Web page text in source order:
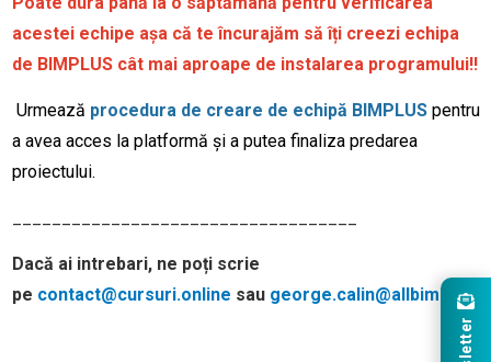
acestei echipe așa că te încurajăm să îți creezi echipa
de BIMPLUS cât mai aproape de instalarea programului!!
Urmează procedura de creare de echipă BIMPLUS pentru
a avea acces la platformă și a putea finaliza predarea
proiectului.
Dacă ai intrebari, ne poți scrie
pe contact@cursuri.online sau george.calin@allbim.net